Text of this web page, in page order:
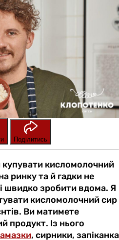
Поділитись
купувати кисломолочний
ринку та й гадки не
швидко зробити вдома. Я
кисломолочний сир
Ви матимете
продукт. Із нього
, сирники, запіканка